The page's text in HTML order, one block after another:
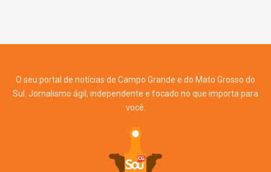
O seu portal de notícias de Campo Grande e do Mato Grosso do
Sul. Jornalismo ágil, independente e focado no que importa para
você.